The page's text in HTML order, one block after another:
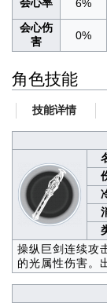
会心率
6%
会心伤
害
0%
角色技能
技能详情
操纵巨剑连续攻
的光属性伤害。